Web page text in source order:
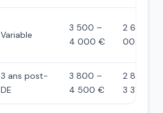
Variable
3 500 –
4 000 €
2 625 – 3
000 €
3 ans post-
DE
3 800 –
4 500 €
2 850 –
3 375 €